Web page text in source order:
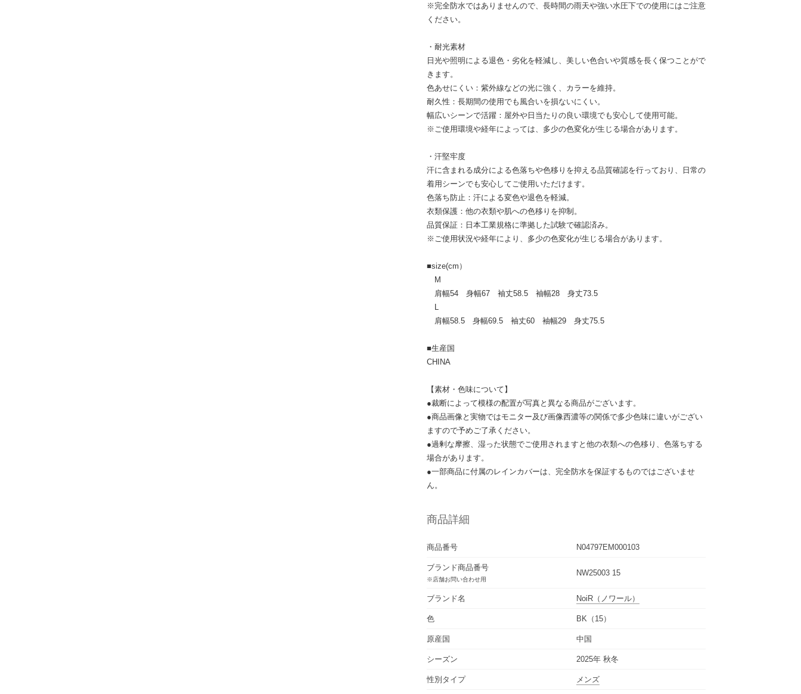
※完全防水ではありませんので、長時間の雨天や強い水圧下での使用にはご注意
ください。
・耐光素材
日光や照明による退色・劣化を軽減し、美しい色合いや質感を長く保つことがで
きます。
色あせにくい：紫外線などの光に強く、カラーを維持。
耐久性：長期間の使用でも風合いを損ないにくい。
幅広いシーンで活躍：屋外や日当たりの良い環境でも安心して使用可能。
※ご使用環境や経年によっては、多少の色変化が生じる場合があります。
・汗堅牢度
汗に含まれる成分による色落ちや色移りを抑える品質確認を行っており、日常の
着用シーンでも安心してご使用いただけます。
色落ち防止：汗による変色や退色を軽減。
衣類保護：他の衣類や肌への色移りを抑制。
品質保証：日本工業規格に準拠した試験で確認済み。
※ご使用状況や経年により、多少の色変化が生じる場合があります。
■size(cm）
M
肩幅54 身幅67 袖丈58.5 袖幅28 身丈73.5
L
肩幅58.5 身幅69.5 袖丈60 袖幅29 身丈75.5
■生産国
CHINA
【素材・色味について】
●裁断によって模様の配置が写真と異なる商品がございます。
●商品画像と実物ではモニター及び画像西濃等の関係で多少色味に違いがござい
ますので予めご了承ください。
●過剰な摩擦、湿った状態でご使用されますと他の衣類への色移り、色落ちする
場合があります。
●一部商品に付属のレインカバーは、完全防水を保証するものではございませ
ん。
商品詳細
商品番号 N04797EM000103
ブランド商品番号
※店舗お問い合わせ用
NW25003 15
ブランド名 NoiR （ノワール）
色 BK（15）
原産国 中国
シーズン 2025年 秋冬
性別タイプ メンズ